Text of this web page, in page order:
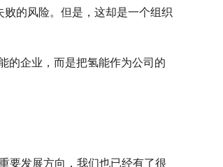
的风险。但是，这却是一个组织
的企业，而是把氢能作为公司的
要发展方向，我们也已经有了很